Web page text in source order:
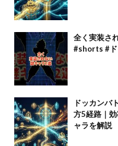
全く実装さ
#shorts #ド
ドッカンバ
方5経路｜
ャラを解説